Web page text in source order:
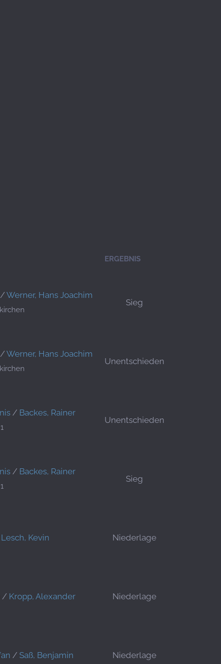
ERGEBNIS
/Werner, Hans Joachim
Sieg
/Werner, Hans Joachim
Unentschieden
/ Backes, Rainer
Unentschieden
/ Backes, Rainer
Sieg
Lesch, Kevin Niederlage
/ Kropp, Alexander Niederlage
/ Saß, Benjamin Niederlage